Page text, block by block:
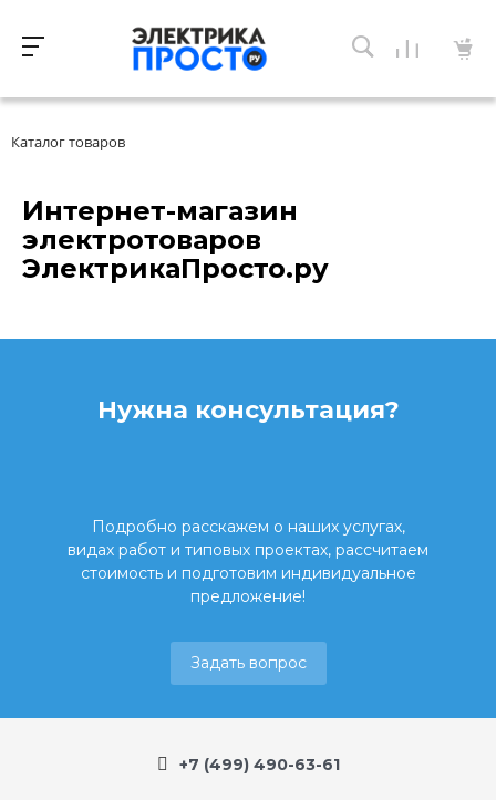
Каталог товаров
Интернет-магазин
электротоваров
ЭлектрикаПросто.ру
Нужна консультация?
Подробно расскажем о наших услугах,
видах работ и типовых проектах, рассчитаем
стоимость и подготовим индивидуальное
предложение!
Задать вопрос
+7 (499) 490-63-61